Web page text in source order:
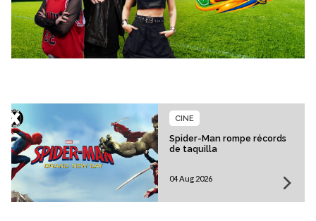
Spider-Man rompe récords
de taquilla
CINE
04 Aug 2026